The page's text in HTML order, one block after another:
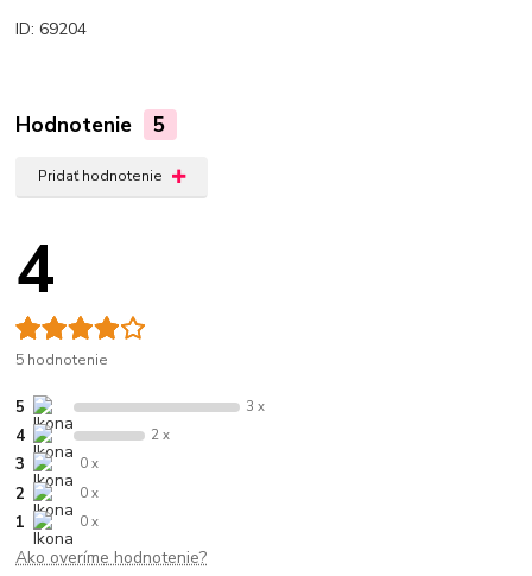
ID: 69204
Hodnotenie 5
Pridať hodnotenie
4
5 hodnotenie
5 3 x
4 2 x
3 0 x
2 0 x
1 0 x
Ako overíme hodnotenie?